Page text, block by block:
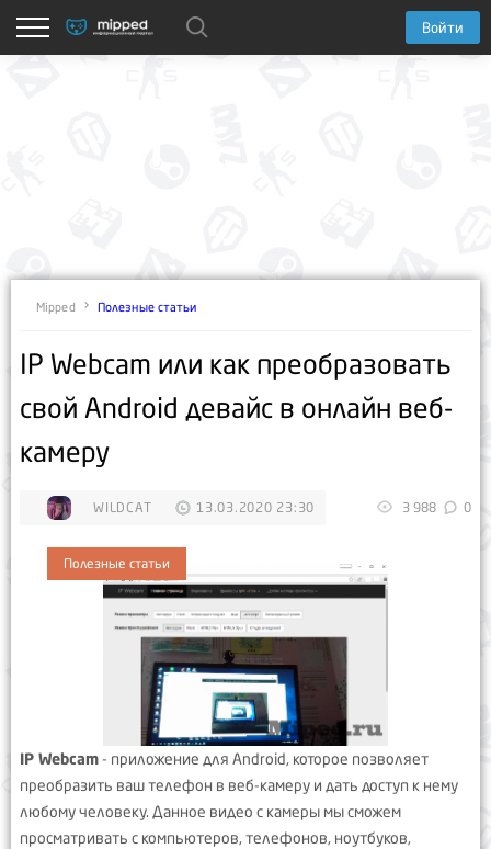
Войти
Mipped Полезные статьи
IP Webcam или как преобразовать
свой Android девайс в онлайн веб-
камеру
WILDCAT 13.03.2020 23:30 3 988 0
Полезные статьи
IP Webcam- приложение для Android, которое позволяет
преобразить ваш телефон в веб-камеру и дать доступ к нему
любому человеку. Данное видео с камеры мы сможем
просматривать с компьютеров, телефонов, ноутбуков,